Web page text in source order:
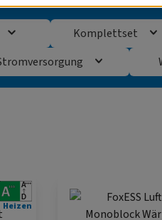
Komplettset
Heizen